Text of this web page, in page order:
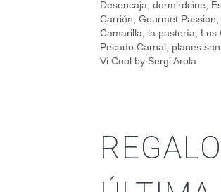
Desencaja dormirdcine
Carrión Gourmet Passion
Camarilla
la pastería
Pecado Carnal
planes
Vi Cool by Sergi Arola